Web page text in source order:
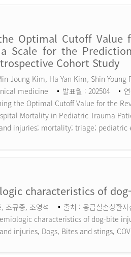
Optimal Cutoff Value
Scale for the
Cohort Study
Joung Kim, Ha Yan Kim, Shin
medicine
발표월 : 202504
the Optimal Cutoff Value for the
Mortality in Pediatric Trauma
injuries; mortality; triage; pediatric
characteristics of
조규종, 조영석 출처 : 응급실손상환
characteristics of dog-bite
injuries, Dogs, Bites and stings,